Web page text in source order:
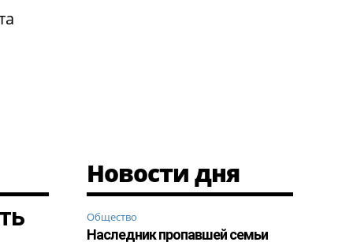
Новости дня
Общество
Наследник пропавшей семьи